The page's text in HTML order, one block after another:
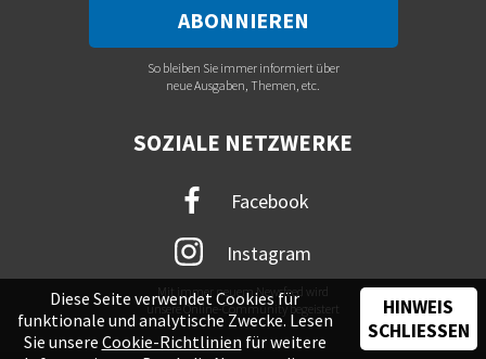
So bleiben Sie immer informiert über
neue Ausgaben, Themen, etc.
SOZIALE NETZWERKE
Facebook
Instagram
Mit immer neuem Newsfeed wird
unsere Online-Community begeistert
Diese Seite verwendet Cookies für
funktionale und analytische Zwecke. Lesen
Sie unsere Cookie-Richtlinien für weitere
HINWEIS
SCHLIESSEN